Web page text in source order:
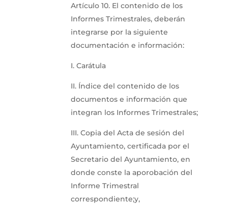
Artículo 10. El contenido de los
Informes Trimestrales, deberán
integrarse por la siguiente
documentación e información:
I. Carátula
II. Índice del contenido de los
documentos e información que
integran los Informes Trimestrales;
III. Copia del Acta de sesión del
Ayuntamiento, certificada por el
Secretario del Ayuntamiento, en
donde conste la aporobación del
Informe Trimestral
correspondiente;y,